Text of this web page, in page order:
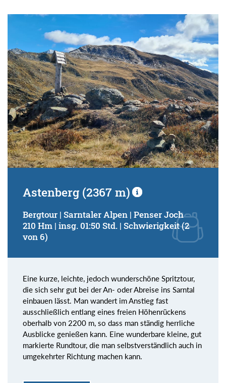
Schwierigkeitsgrad:
bis
Kondition (Tourdauer):
von
bis
Suchbegriff:
Astenberg (2367 m)
Bergtour | Sarntaler Alpen | Penser Joch
210 Hm | insg. 01:50 Std. | Schwierigkeit (2
von 6)
Eine kurze, leichte, jedoch wunderschöne Spritztour,
die sich sehr gut bei der An- oder Abreise ins Sarntal
einbauen lässt. Man wandert im Anstieg fast
ausschließlich entlang eines freien Höhenrückens
oberhalb von 2200 m, so dass man ständig herrliche
Ausblicke genießen kann. Eine wunderbare kleine, gut
markierte Rundtour, die man selbstverständlich auch in
umgekehrter Richtung machen kann.